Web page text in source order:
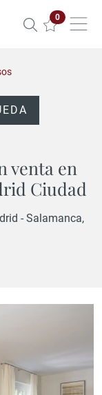
0
venta en
Ciudad
- Salamanca,